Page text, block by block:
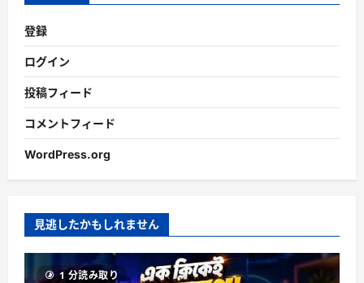
登録
ログイン
投稿フィード
コメントフィード
WordPress.org
見逃したかもしれません
1 分読み取り